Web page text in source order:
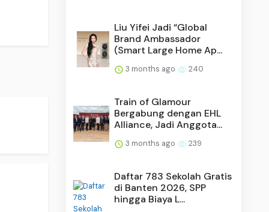
Liu Yifei Jadi “Global
Brand Ambassador
(Smart Large Home Ap...
3 months ago 240
Train of Glamour
Bergabung dengan EHL
Alliance, Jadi Anggota...
3 months ago 239
Daftar 783 Sekolah Gratis
di Banten 2026, SPP
hingga Biaya L...